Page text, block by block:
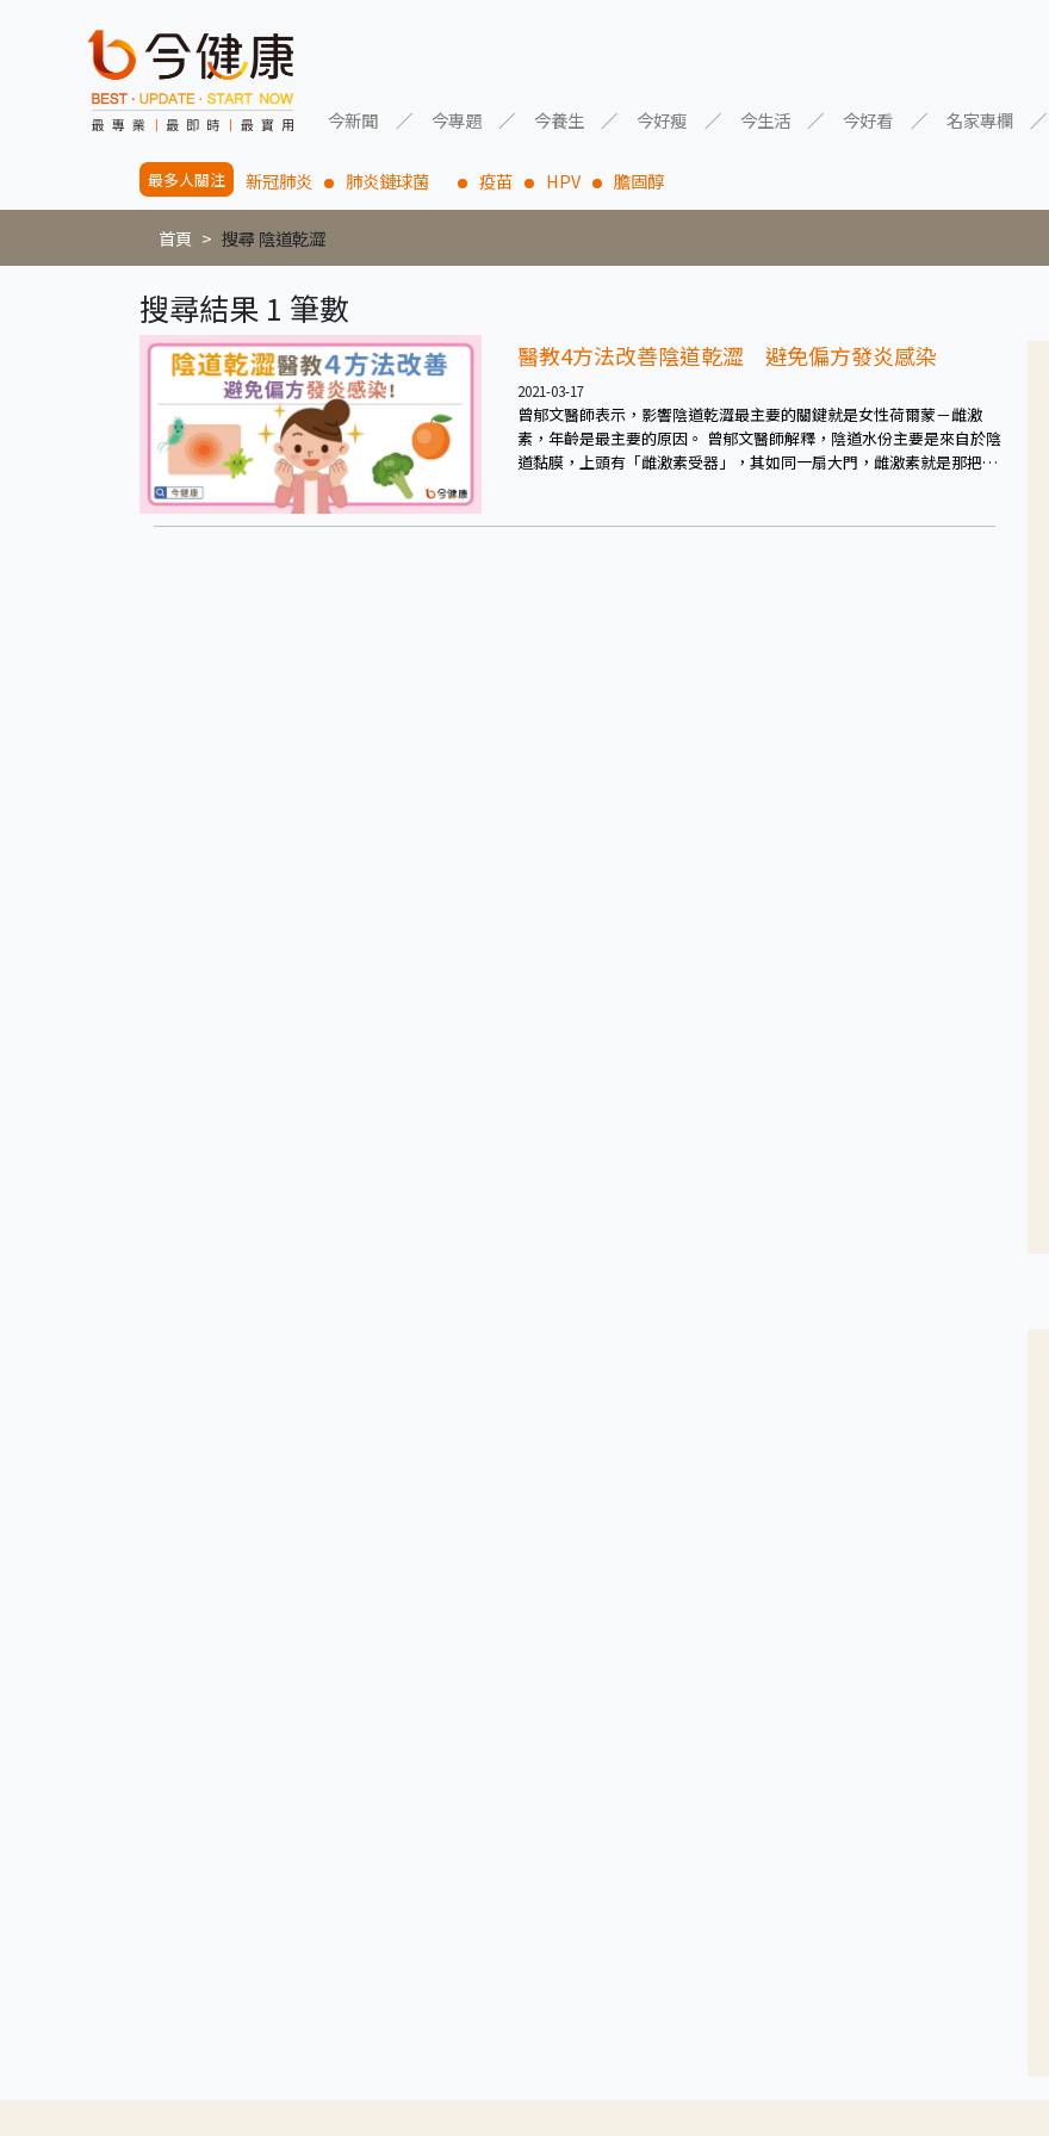
今新聞 今專題 今養生 今好瘦 今生活 今好看 名家專欄
最多人關注 新冠肺炎 肺炎鏈球菌 疫苗 HPV 膽固醇
首頁 搜尋 陰道乾澀
搜尋結果 1 筆數
醫教4方法改善陰道乾澀 避免偏方發炎感染
2021-03-17
曾郁文醫師表示，影響陰道乾澀最主要的關鍵就是女性荷爾蒙－雌激
素，年齡是最主要的原因。 曾郁文醫師解釋，陰道水份主要是來自於陰
道黏膜，上頭有「雌激素受器」，其如同一扇大門，雌激素就是那把鑰
道黏膜層減少，便不易分泌水份，也就容易形成陰道乾澀。而雌激素受